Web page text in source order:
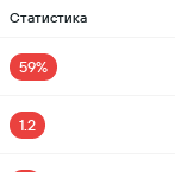
Статистика
59%
1.2